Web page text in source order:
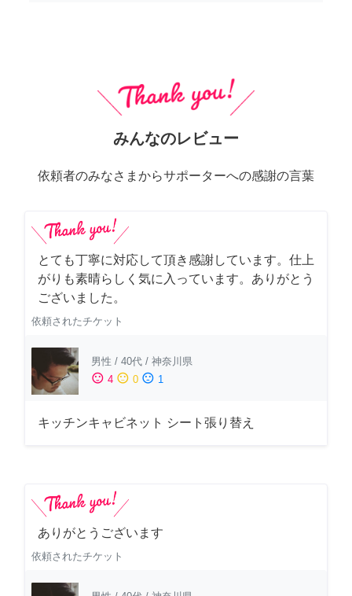
みんなのレビュー
依頼者のみなさまからサポーターへの感謝の言葉
とても丁寧に対応して頂き感謝しています。仕上
がりも素晴らしく気に入っています。ありがとう
ございました。
依頼されたチケット
男性 / 40代 / 神奈川県
sentiment_satisfied 4 sentiment_neutral 0 sentiment_dissatisfied 1
キッチンキャビネット シート張り替え
ありがとうございます
依頼されたチケット